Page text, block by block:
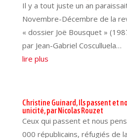
Il y a tout juste un an
Novembre-Décembre de la
« dossier Joë Bousquet »
par Jean-Gabriel Cosculluela…
lire plus
Christine Guinard, Ils passent et
unicité, par Nicolas Rouzet
Ceux qui passent et nous
000 républicains, réfugiés de